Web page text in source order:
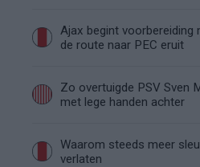
Ajax begint voorbereiding
de route naar PEC eruit
Zo overtuigde PSV Sven
met lege handen achter
Waarom steeds meer
verlaten